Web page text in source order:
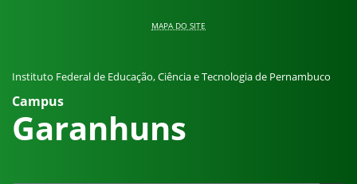
MAPA DO SITE
Instituto Federal de Educação, Ciência e Tecnologia de Pernambuco
Campus
Garanhuns